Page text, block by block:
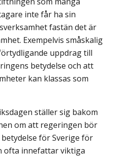
inte får ha sin
fastän det är
Exempelvis småskalig
uppdrag till
betydelse och att
kan klassas som
ställer sig bakom
om att regeringen bör
för Sverige för
ofta innefattar viktiga